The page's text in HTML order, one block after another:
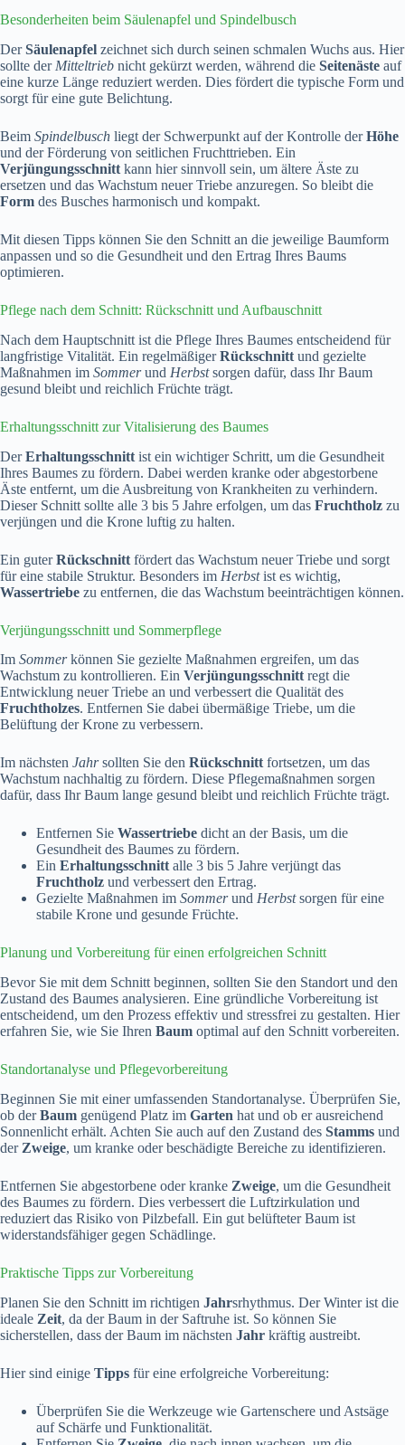
Besonderheiten beim Säulenapfel und Spindelbusch
DerSäulenapfel zeichnet sich durch seinen schmalen Wuchs aus. Hier
sollte der Mitteltrieb nicht gekürzt werden, während die Seitenäste auf
eine kurze Länge reduziert werden. Dies fördert die typische Form und
sorgt für eine gute Belichtung.
Beim Spindelbusch liegt der Schwerpunkt auf der Kontrolle derHöhe
und der Förderung von seitlichen Fruchttrieben. Ein
Verjüngungsschnitt kann hier sinnvoll sein, um ältere Äste zu
ersetzen und das Wachstum neuer Triebe anzuregen. So bleibt die
Form des Busches harmonisch und kompakt.
Mit diesen Tipps können Sie den Schnitt an die jeweilige Baumform
anpassen und so die Gesundheit und den Ertrag Ihres Baums
optimieren.
Pflege nach dem Schnitt: Rückschnitt und Aufbauschnitt
Nach dem Hauptschnitt ist die Pflege Ihres Baumes entscheidend für
langfristige Vitalität. Ein regelmäßigerRückschnitt und gezielte
Maßnahmen im Sommerund Herbstsorgen dafür, dass Ihr Baum
gesund bleibt und reichlich Früchte trägt.
Erhaltungsschnitt zur Vitalisierung des Baumes
DerErhaltungsschnitt ist ein wichtiger Schritt, um die Gesundheit
Ihres Baumes zu fördern. Dabei werden kranke oder abgestorbene
Äste entfernt, um die Ausbreitung von Krankheiten zu verhindern.
Dieser Schnitt sollte alle 3 bis 5 Jahre erfolgen, um das Fruchtholz zu
verjüngen und die Krone luftig zu halten.
Ein guterRückschnitt fördert das Wachstum neuer Triebe und sorgt
für eine stabile Struktur. Besonders im Herbstist es wichtig,
Wassertriebe zu entfernen, die das Wachstum beeinträchtigen können.
Verjüngungsschnitt und Sommerpflege
Im Sommerkönnen Sie gezielte Maßnahmen ergreifen, um das
Wachstum zu kontrollieren. Ein Verjüngungsschnittregt die
Entwicklung neuer Triebe an und verbessert die Qualität des
Fruchtholzes. Entfernen Sie dabei übermäßige Triebe, um die
Belüftung der Krone zu verbessern.
Im nächsten Jahrsollten Sie den Rückschnittfortsetzen, um das
Wachstum nachhaltig zu fördern. Diese Pflegemaßnahmen sorgen
dafür, dass Ihr Baum lange gesund bleibt und reichlich Früchte trägt.
Entfernen Sie Wassertriebe dicht an der Basis, um die
Gesundheit des Baumes zu fördern.
Ein Erhaltungsschnittalle 3 bis 5 Jahre verjüngt das
Fruchtholz und verbessert den Ertrag.
Gezielte Maßnahmen im Sommerund Herbstsorgen für eine
stabile Krone und gesunde Früchte.
Planung und Vorbereitung für einen erfolgreichen Schnitt
Bevor Sie mit dem Schnitt beginnen, sollten Sie den Standort und den
Zustand des Baumes analysieren. Eine gründliche Vorbereitung ist
entscheidend, um den Prozess effektiv und stressfrei zu gestalten. Hier
erfahren Sie, wie Sie Ihren Baum optimal auf den Schnitt vorbereiten.
Standortanalyse und Pflegevorbereitung
Beginnen Sie mit einer umfassenden Standortanalyse. Überprüfen Sie,
ob derBaum genügend Platz im Garten hat und ob er ausreichend
Sonnenlicht erhält. Achten Sie auch auf den Zustand des Stamms und
der Zweige, um kranke oder beschädigte Bereiche zu identifizieren.
Entfernen Sie abgestorbene oder kranke Zweige, um die Gesundheit
des Baumes zu fördern. Dies verbessert die Luftzirkulation und
reduziert das Risiko von Pilzbefall. Ein gut belüfteter Baum ist
widerstandsfähiger gegen Schädlinge.
Praktische Tipps zur Vorbereitung
Planen Sie den Schnitt im richtigen Jahrsrhythmus. Der Winter ist die
ideale Zeit, da der Baum in der Saftruhe ist. So können Sie
sicherstellen, dass der Baum im nächsten Jahr kräftig austreibt.
Hier sind einige Tipps für eine erfolgreiche Vorbereitung:
Überprüfen Sie die Werkzeuge wie Gartenschere und Astsäge
auf Schärfe und Funktionalität.